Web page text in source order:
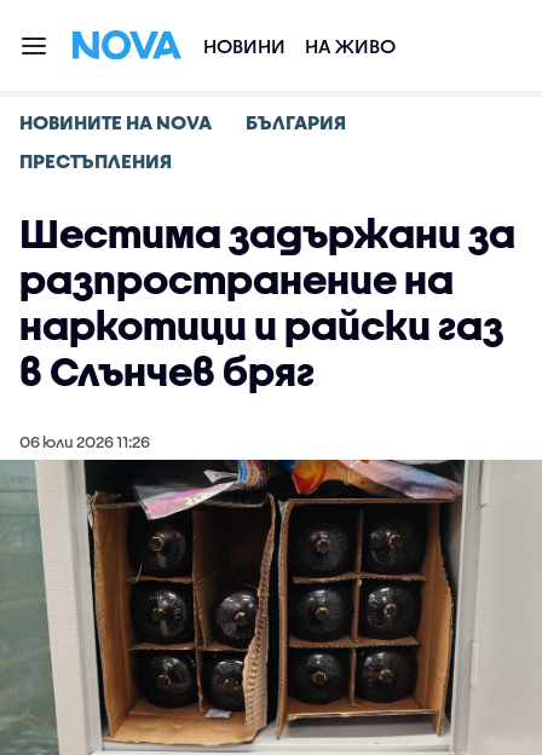
НОВИНИ НА ЖИВО
НОВИНИТЕ НА NOVA
БЪЛГАРИЯ
ПРЕСТЪПЛЕНИЯ
Шестима задържани за
разпространение на
наркотици и райски газ
в Слънчев бряг
06 юли 2026 11:26